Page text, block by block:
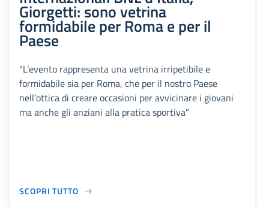
Giorgetti: sono vetrina
formidabile per Roma e per il
Paese
“L’evento rappresenta una vetrina irripetibile e
formidabile sia per Roma, che per il nostro Paese
nell’ottica di creare occasioni per avvicinare i giovani
ma anche gli anziani alla pratica sportiva”
SCOPRI TUTTO